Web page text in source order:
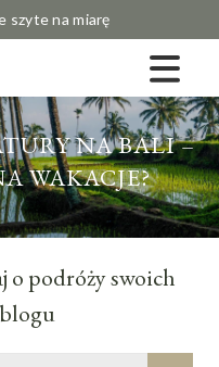
szyte na miarę
NA BALI –
WAKACJE?
o podróży swoich